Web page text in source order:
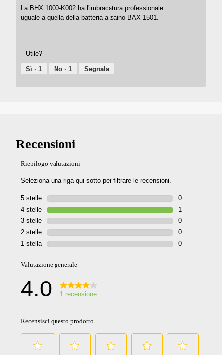
La BHX 1000-K002 ha l'imbracatura professionale
uguale a quella della batteria a zaino BAX 1501.
Utile?
Sì · 1 No · 1 Segnala